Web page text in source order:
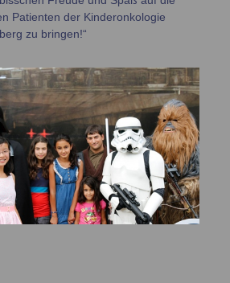
Patienten der Kinderonkologie
zu bringen!“